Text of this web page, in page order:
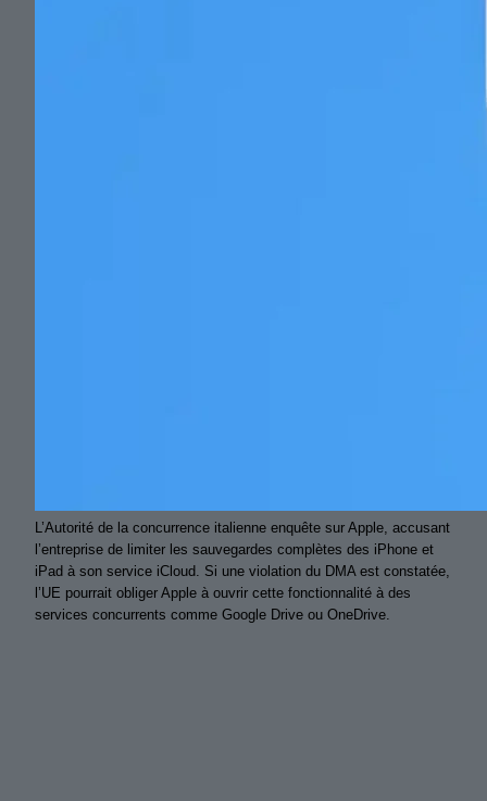
L’Autorité de la concurrence italienne enquête sur Apple, accusant
l’entreprise de limiter les sauvegardes complètes des iPhone et
iPad à son service iCloud. Si une violation du DMA est constatée,
l’UE pourrait obliger Apple à ouvrir cette fonctionnalité à des
services concurrents comme Google Drive ou OneDrive.